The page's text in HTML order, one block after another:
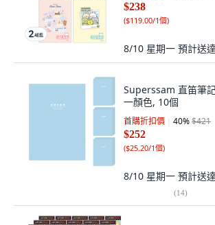
$238
($119.00/1個)
8/10 星期一 預計送達
Superssam 直笛筆
一顏色, 10個
首購折扣價 40%$421
$252
($25.20/1個)
8/10 星期一 預計送達
(14)